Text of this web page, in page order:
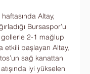
Altay,
Bursaspor’u
gollerle 2-1 mağlup
etkili başlayan Altay,
sağ kanattan
iyi yükselen